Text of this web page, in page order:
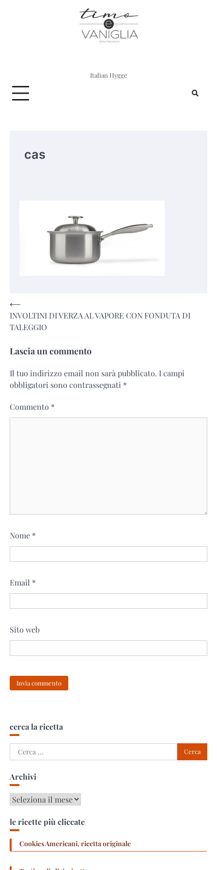
Italian Hygge
cas
Navigazione
articoli
⟵
INVOLTINI DI VERZA AL VAPORE CON FONDUTA DI
TALEGGIO
Lascia un commento
Il tuo indirizzo email non sarà pubblicato. I campi
obbligatori sono contrassegnati *
Commento *
Nome *
Email *
Sito web
cerca la ricetta
Ricerca
per:
Archivi
Archivi
le ricette più cliccate
Cookies Americani, ricetta originale